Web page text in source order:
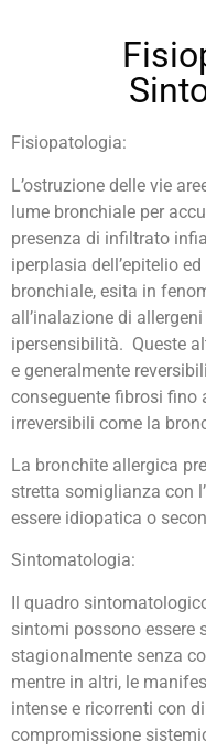
Fisiopatologia:
L’ostruzione delle vie
lume bronchiale per
presenza di infiltrato
iperplasia dell’epitelio
bronchiale, esita in
all’inalazione di
ipersensibilità. Queste
e generalmente
conseguente fibrosi fino
irreversibili come la
La bronchite allergica
stretta somiglianza con
essere idiopatica o
Sintomatologia:
Il quadro
sintomi possono essere
stagionalmente senza
mentre in altri, le
intense e ricorrenti con
compromissione